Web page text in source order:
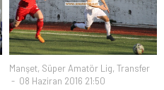
Manşet, Süper Amatör Lig, Transfer
08 Haziran 2016 21:50